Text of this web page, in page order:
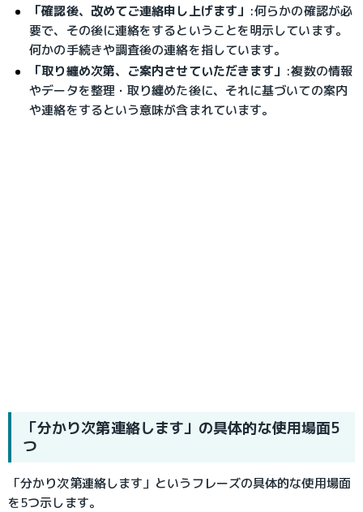
「確認後、改めてご連絡申し上げます」 :何らかの確認が必
要で、その後に連絡をするということを明示しています。
何かの手続きや調査後の連絡を指しています。
「取り纏め次第、ご案内させていただきます」 :複数の情報
やデータを整理・取り纏めた後に、それに基づいての案内
や連絡をするという意味が含まれています。
「分かり次第連絡します」の具体的な使用場面5
つ
「分かり次第連絡します」というフレーズの具体的な使用場面
を5つ示します。